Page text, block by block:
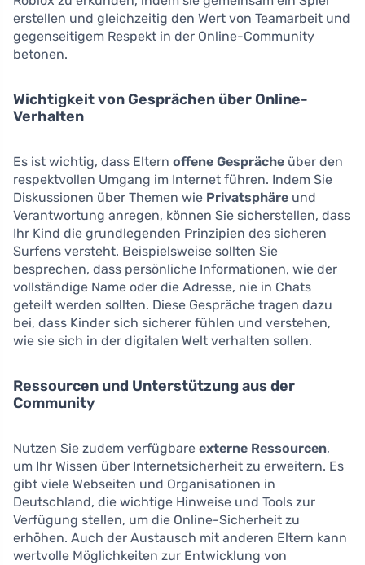
erstellen und gleichzeitig den Wert von Teamarbeit und
gegenseitigem Respekt in der Online-Community
betonen.
Wichtigkeit von Gesprächen über Online-
Verhalten
Es ist wichtig, dass Eltern offene Gespräche über den
respektvollen Umgang im Internet führen. Indem Sie
Diskussionen über Themen wie Privatsphäre und
Verantwortung anregen, können Sie sicherstellen, dass
Ihr Kind die grundlegenden Prinzipien des sicheren
Surfens versteht. Beispielsweise sollten Sie
besprechen, dass persönliche Informationen, wie der
vollständige Name oder die Adresse, nie in Chats
geteilt werden sollten. Diese Gespräche tragen dazu
bei, dass Kinder sich sicherer fühlen und verstehen,
wie sie sich in der digitalen Welt verhalten sollen.
Ressourcen und Unterstützung aus der
Community
Nutzen Sie zudem verfügbare externe Ressourcen,
um Ihr Wissen über Internetsicherheit zu erweitern. Es
gibt viele Webseiten und Organisationen in
Deutschland, die wichtige Hinweise und Tools zur
Verfügung stellen, um die Online-Sicherheit zu
erhöhen. Auch der Austausch mit anderen Eltern kann
wertvolle Möglichkeiten zur Entwicklung von